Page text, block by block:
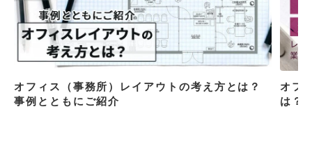
オフィス（事務所）レイアウトの考え方とは？
事例とともにご紹介
オフ
は？